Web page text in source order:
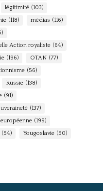
légitimité (103)
(118) médias (116)
Action royaliste (64)
(196) OTAN (77)
(56)
Russie (138)
(91)
(137)
(199)
(54) Yougoslavie (50)